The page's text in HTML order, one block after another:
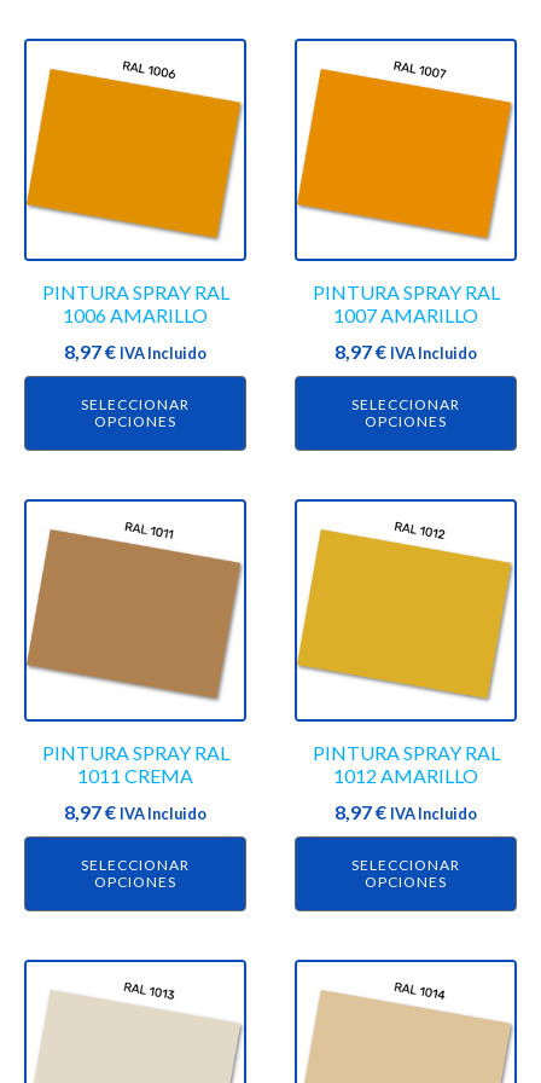
PINTURA SPRAY RAL
1006 AMARILLO
8,97€ IVA Incluido
SELECCIONAR
OPCIONES
producto
tiene
múltiples
variantes.
Las
se
pueden
elegir
la
de
PINTURA SPRAY RAL
1007 AMARILLO
8,97€ IVA Incluido
SELECCIONAR
OPCIONES
producto
tiene
múltiples
variantes.
Las
se
pueden
elegir
la
de
PINTURA SPRAY RAL
1011 CREMA
8,97€ IVA Incluido
SELECCIONAR
OPCIONES
producto
tiene
múltiples
variantes.
Las
se
pueden
la
de
PINTURA SPRAY RAL
1012 AMARILLO
8,97€ IVA Incluido
SELECCIONAR
OPCIONES
producto
tiene
múltiples
variantes.
Las
se
pueden
elegir
la
de
producto
tiene
múltiples
producto
tiene
múltiples